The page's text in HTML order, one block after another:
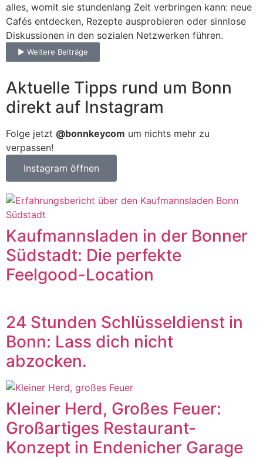
alles, womit sie stundenlang Zeit verbringen kann: neue
Cafés entdecken, Rezepte ausprobieren oder sinnlose
Diskussionen in den sozialen Netzwerken führen.
► Weitere Beiträge
Aktuelle Tipps rund um Bonn
direkt auf Instagram
Folge jetzt @bonnkeycom um nichts mehr zu
verpassen!
Instagram öffnen
Kaufmannsladen in der Bonner
Südstadt: Die perfekte
Feelgood-Location
24 Stunden Schlüsseldienst in
Bonn: Lass dich nicht
abzocken.
Kleiner Herd, Großes Feuer:
Großartiges Restaurant-
Konzept in Endenicher Garage